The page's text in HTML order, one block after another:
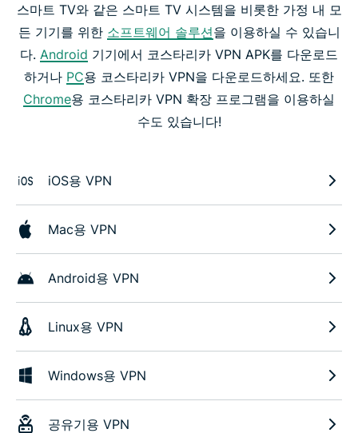
스마트 TV와 같은 스마트 TV 시스템을 비롯한 가정 내 모
든 기기를 위한 소프트웨어 솔루션을 이용하실 수 있습니
다. Android 기기에서 코스타리카 VPN APK를 다운로드
하거나 PC용 코스타리카 VPN을 다운로드하세요. 또한
Chrome용 코스타리카 VPN 확장 프로그램을 이용하실
수도 있습니다!
iOS용 VPN
Mac용 VPN
Android용 VPN
Linux용 VPN
Windows용 VPN
공유기용 VPN